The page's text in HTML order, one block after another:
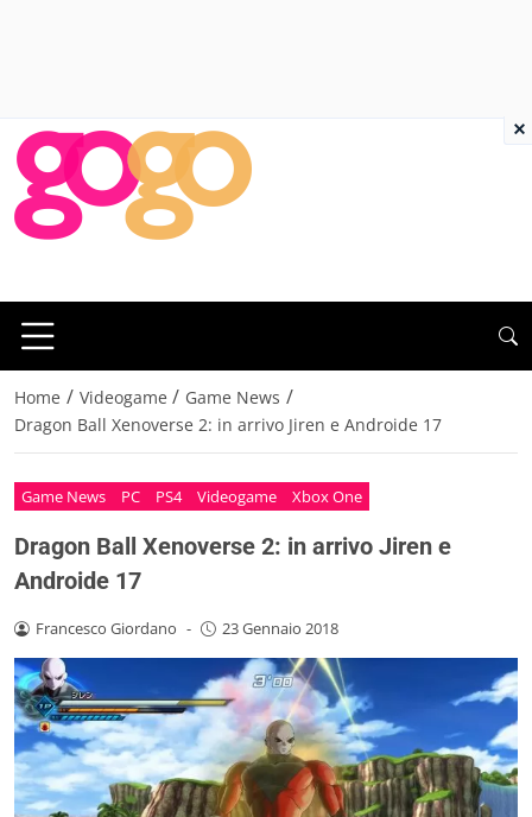
Home / Videogame / Game News /
Dragon Ball Xenoverse 2: in arrivo Jiren e Androide 17
Game News PC PS4 Videogame Xbox One
Dragon Ball Xenoverse 2: in arrivo Jiren e
Androide 17
Francesco Giordano - 23 Gennaio 2018
×